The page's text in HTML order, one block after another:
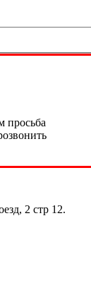
просьба
2 стр 12.